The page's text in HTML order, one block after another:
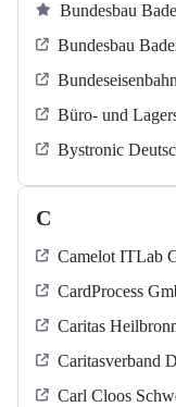
Bundesbau
Bundesbau
Büro- und
Bystronic
C
Camelot ITLab
CardProcess
Caritas
Caritasverband
Carl Cloos